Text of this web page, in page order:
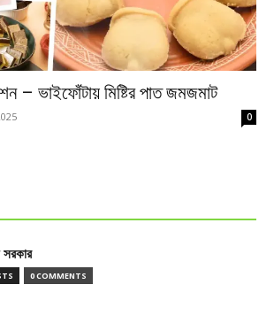
– ভাইফোঁটায় মিষ্টির পাত জমজমাট
0
0 COMMENTS